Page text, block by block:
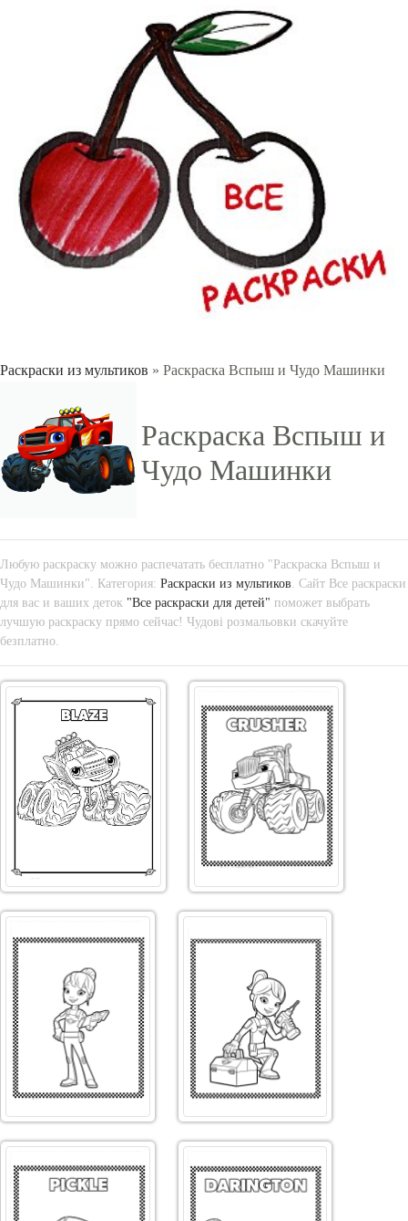
Раскраски из мультиков » Раскраска Вспыш и Чудо Машинки
Раскраска Вспыш и
Чудо Машинки
Любую раскраску можно распечатать бесплатно "Раскраска Вспыш и
Чудо Машинки". Категория: Раскраски из мультиков . Сайт Все раскраски
для вас и ваших деток "Все раскраски для детей" поможет выбрать
лучшую раскраску прямо сейчас! Чудові розмальовки скачуйте
безплатно.